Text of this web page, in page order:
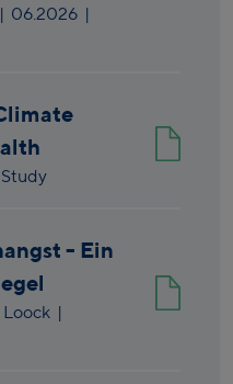
| 06.2026 |
- Ein
Loock |